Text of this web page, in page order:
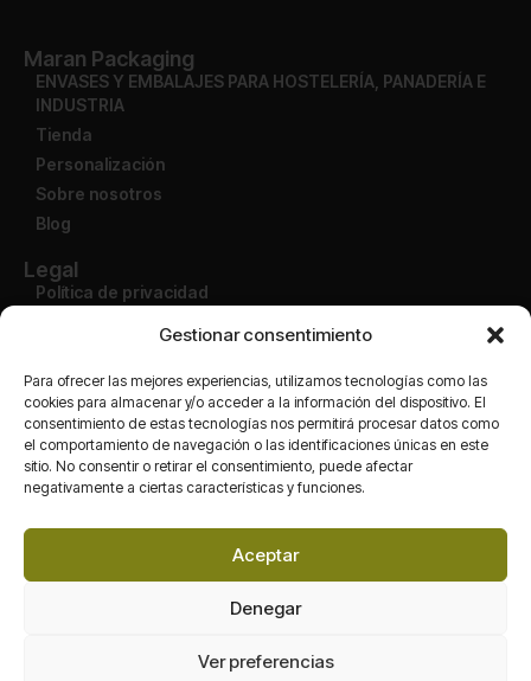
Gestionar consentimiento
Para ofrecer las mejores experiencias, utilizamos tecnologías como las
cookies para almacenar y/o acceder a la información del dispositivo. El
consentimiento de estas tecnologías nos permitirá procesar datos como
el comportamiento de navegación o las identificaciones únicas en este
sitio. No consentir o retirar el consentimiento, puede afectar
negativamente a ciertas características y funciones.
Aceptar
Denegar
Ver preferencias
Maran Packaging
ENVASES Y EMBALAJES PARA HOSTELERÍA, PANADERÍA E
INDUSTRIA
Tienda
Personalización
Sobre nosotros
Blog
Legal
Política de privacidad
Política de devolución
Cuenta
Mi cuenta
Finalizar compra
Redes